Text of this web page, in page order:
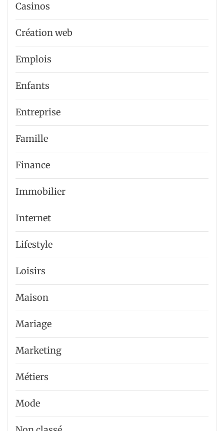
Casinos
Création web
Emplois
Enfants
Entreprise
Famille
Finance
Immobilier
Internet
Lifestyle
Loisirs
Maison
Mariage
Marketing
Métiers
Mode